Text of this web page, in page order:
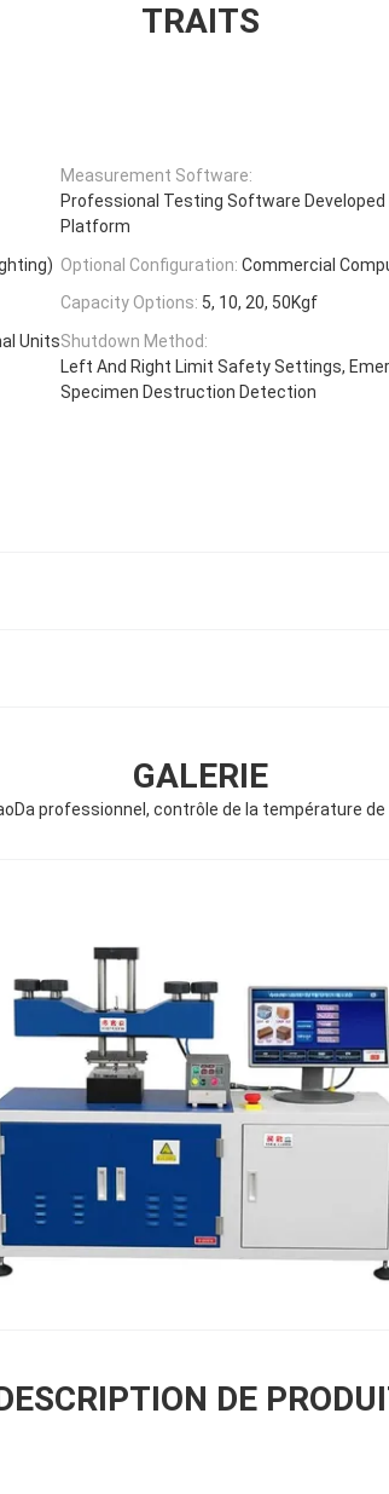
TRAITS
Measurement Software:
Professional Testing Software Developed
Platform
Optional Configuration: Commercial
Capacity Options: 5, 10, 20, 50Kgf
UnitsShutdown Method:
Left And Right Limit Safety Settings,
Specimen Destruction Detection
GALERIE
professionnel, contrôle de la température
DE